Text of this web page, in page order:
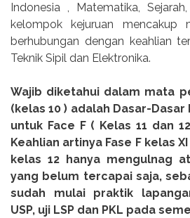
Indonesia , Matematika,
kelompok kejuruan mencakup
berhubungan dengan keahlian
Teknik Sipil dan Elektronika.
Wajib diketahui dalam mata
(kelas 10 ) adalah Dasar-
untuk Face F ( Kelas 11 dan
Keahlian artinya Fase F kelas
kelas 12 hanya mengulnag
yang belum tercapai saja,
sudah mulai praktik
USP, uji LSP dan PKL pada